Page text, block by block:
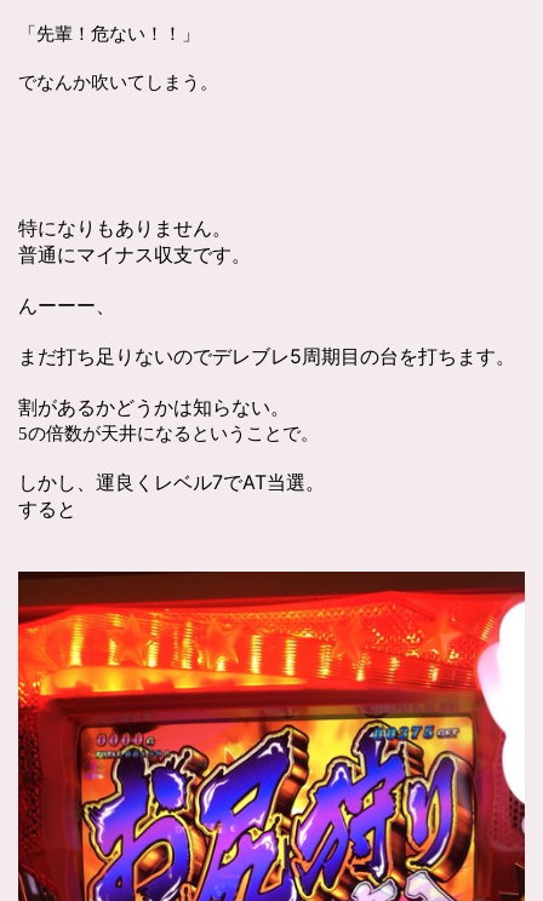
「先輩！危ない！！」
でなんか吹いてしまう。
特になりもありません。
普通にマイナス収支です。
んーーー、
まだ打ち足りないのでデレブレ5周期目の台を打ちます。
割があるかどうかは知らない。
5の倍数が天井になるということで。
しかし、運良くレベル7でAT当選。
すると